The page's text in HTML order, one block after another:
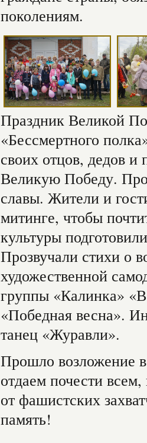
поколениям.
Праздник Великой
«Бессмертного
своих отцов, дедов и
Великую Победу.
славы. Жители и
митинге, чтобы
культуры
Прозвучали стихи о
художественной
группы «Калинка»
«Победная весна».
танец «Журавли».
Прошло возложение
отдаем почести
от фашистских
память!